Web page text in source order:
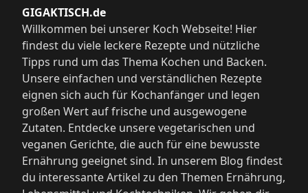
GIGAKTISCH.de
Willkommen bei unserer Koch Webseite! Hier
findest du viele leckere Rezepte und nützliche
Tipps rund um das Thema Kochen und Backen.
Unsere einfachen und verständlichen Rezepte
eignen sich auch für Kochanfänger und legen
großen Wert auf frische und ausgewogene
Zutaten. Entdecke unsere vegetarischen und
veganen Gerichte, die auch für eine bewusste
Ernährung geeignet sind. In unserem Blog findest
du interessante Artikel zu den Themen Ernährung,